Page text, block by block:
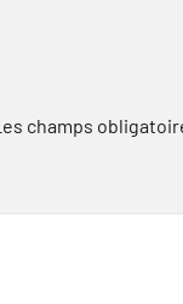
champs